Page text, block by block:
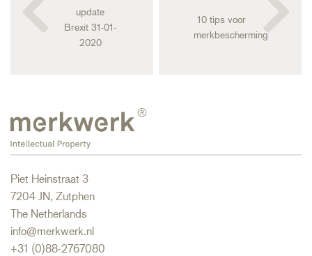
10 tips voor
merkbescherming
update
Brexit 31-01-
2020
Piet Heinstraat 3
7204 JN, Zutphen
The Netherlands
info@merkwerk.nl
+31 (0)88-2767080